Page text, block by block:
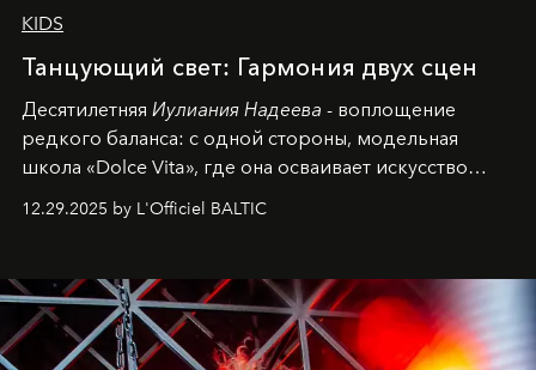
KIDS
Танцующий свет: Гармония двух сцен
Десятилетняя Иулиания Надеева - воплощение
редкого баланса: с одной стороны, модельная
школа «Dolce Vita», где она осваивает искусство
балетная студия при хореографическом училище,
танцевального пути за плечами.
12.29.2025 by L'Officiel BALTIC